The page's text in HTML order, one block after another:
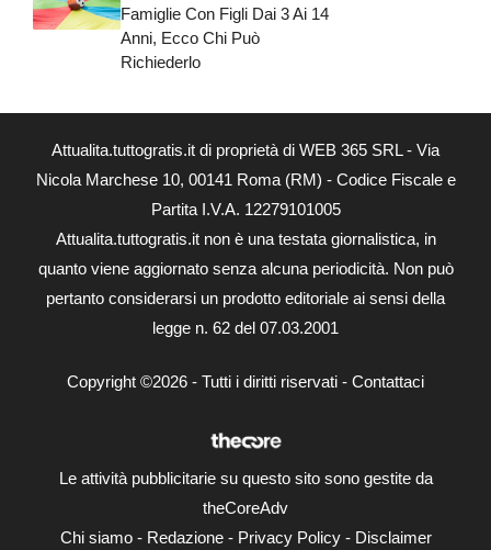
Famiglie Con Figli Dai 3 Ai 14
Anni, Ecco Chi Può
Richiederlo
Attualita.tuttogratis.it di proprietà di WEB 365 SRL - Via
Nicola Marchese 10, 00141 Roma (RM) - Codice Fiscale e
Partita I.V.A. 12279101005
Attualita.tuttogratis.it non è una testata giornalistica, in
quanto viene aggiornato senza alcuna periodicità. Non può
pertanto considerarsi un prodotto editoriale ai sensi della
legge n. 62 del 07.03.2001
Copyright ©2026 - Tutti i diritti riservati - Contattaci
Le attività pubblicitarie su questo sito sono gestite da
theCoreAdv
Chi siamo- Redazione- Privacy Policy- Disclaimer